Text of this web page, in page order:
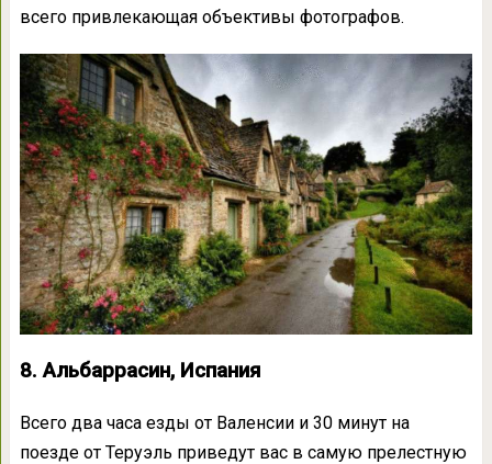
всего привлекающая объективы фотографов.
8. Альбаррасин, Испания
Всего два часа езды от Валенсии и 30 минут на
поезде от Теруэль приведут вас в самую прелестную